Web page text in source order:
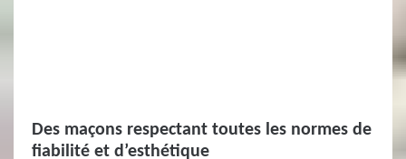
Des maçons respectant toutes les normes de
fiabilité et d’esthétique